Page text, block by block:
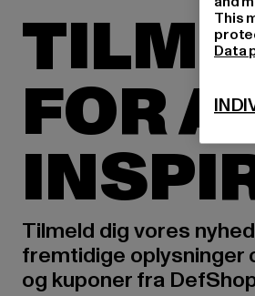
FOR
Tilmeld dig vores
fremtidige oplysninger
og kuponer fra
This
Data